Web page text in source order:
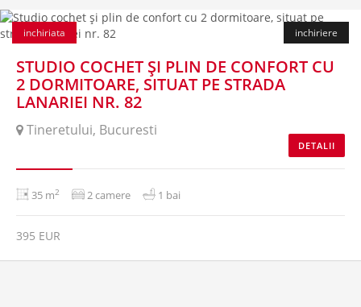
inchiriata inchiriere
STUDIO COCHET ȘI PLIN DE CONFORT CU
2 DORMITOARE, SITUAT PE STRADA
LANARIEI NR. 82
Tineretului, Bucuresti
DETALII
35 m2 2 camere 1 bai
395 EUR